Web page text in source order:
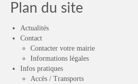
Scolarité
Vie associative
Les associations
Contact
Plan du site
Actualités
Contact
Contacter votre mairie
Informations légales
Infos pratiques
Accès / Transports